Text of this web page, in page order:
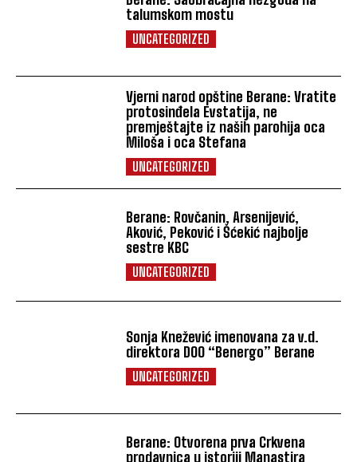
talumskom mostu
UNCATEGORIZED
Vjerni narod opštine Berane: Vratite
protosinđela Evstatija, ne
premještajte iz naših parohija oca
Miloša i oca Stefana
UNCATEGORIZED
Berane: Rovčanin, Arsenijević,
Aković, Peković i Šćekić najbolje
sestre KBC
UNCATEGORIZED
Sonja Knežević imenovana za v.d.
direktora DOO “Benergo” Berane
UNCATEGORIZED
Berane: Otvorena prva Crkvena
prodavnica u istoriji Manastira